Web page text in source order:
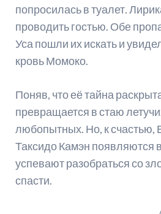
попросилась в туалет.
проводить гостью. Обе
Уса пошли их искать и
кровь Момоко.
Поняв, что её тайна
превращается в стаю
любопытных. Но, к счастью,
Таксидо Камэн появляются
успевают разобраться со
спасти.